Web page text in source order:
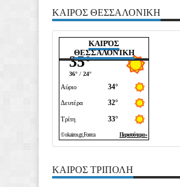
ΚΑΙΡΟΣ ΘΕΣΣΑΛΟΝΙΚΗ
ΚΑΙΡΌΣ
ΘΕΣΣΑΛΟΝΊΚΗ
ΚΑΙΡΟΣ ΤΡΙΠΟΛΗ